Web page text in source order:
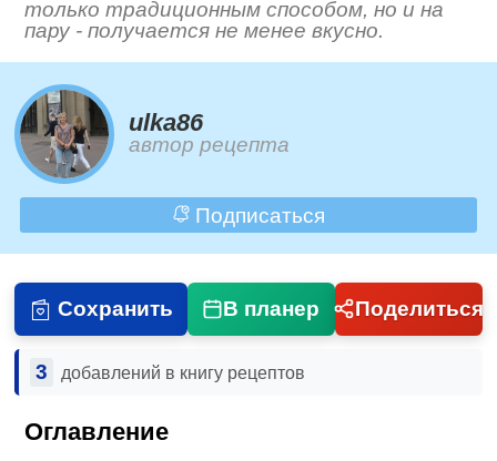
только традиционным способом, но и на
пару - получается не менее вкусно.
ulka86
автор рецепта
Подписаться
Сохранить В планер Поделиться
3 добавлений в книгу рецептов
Оглавление